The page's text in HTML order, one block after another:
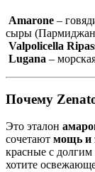
Amarone –
сыры
Valpolicella
Lugana –
Почему
Это эталон
сочетают мощь и
красные с
хотите